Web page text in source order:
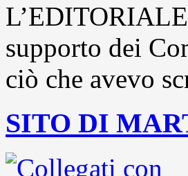
supporto dei
ciò che avevo
SITO DI